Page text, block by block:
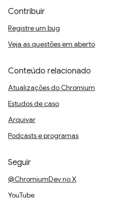
Contribuir
Registre um bug
Veja as questões em aberto
Conteúdo relacionado
Atualizações do Chromium
Estudos de caso
Arquivar
Podcasts e programas
Seguir
@ChromiumDev no X
YouTube